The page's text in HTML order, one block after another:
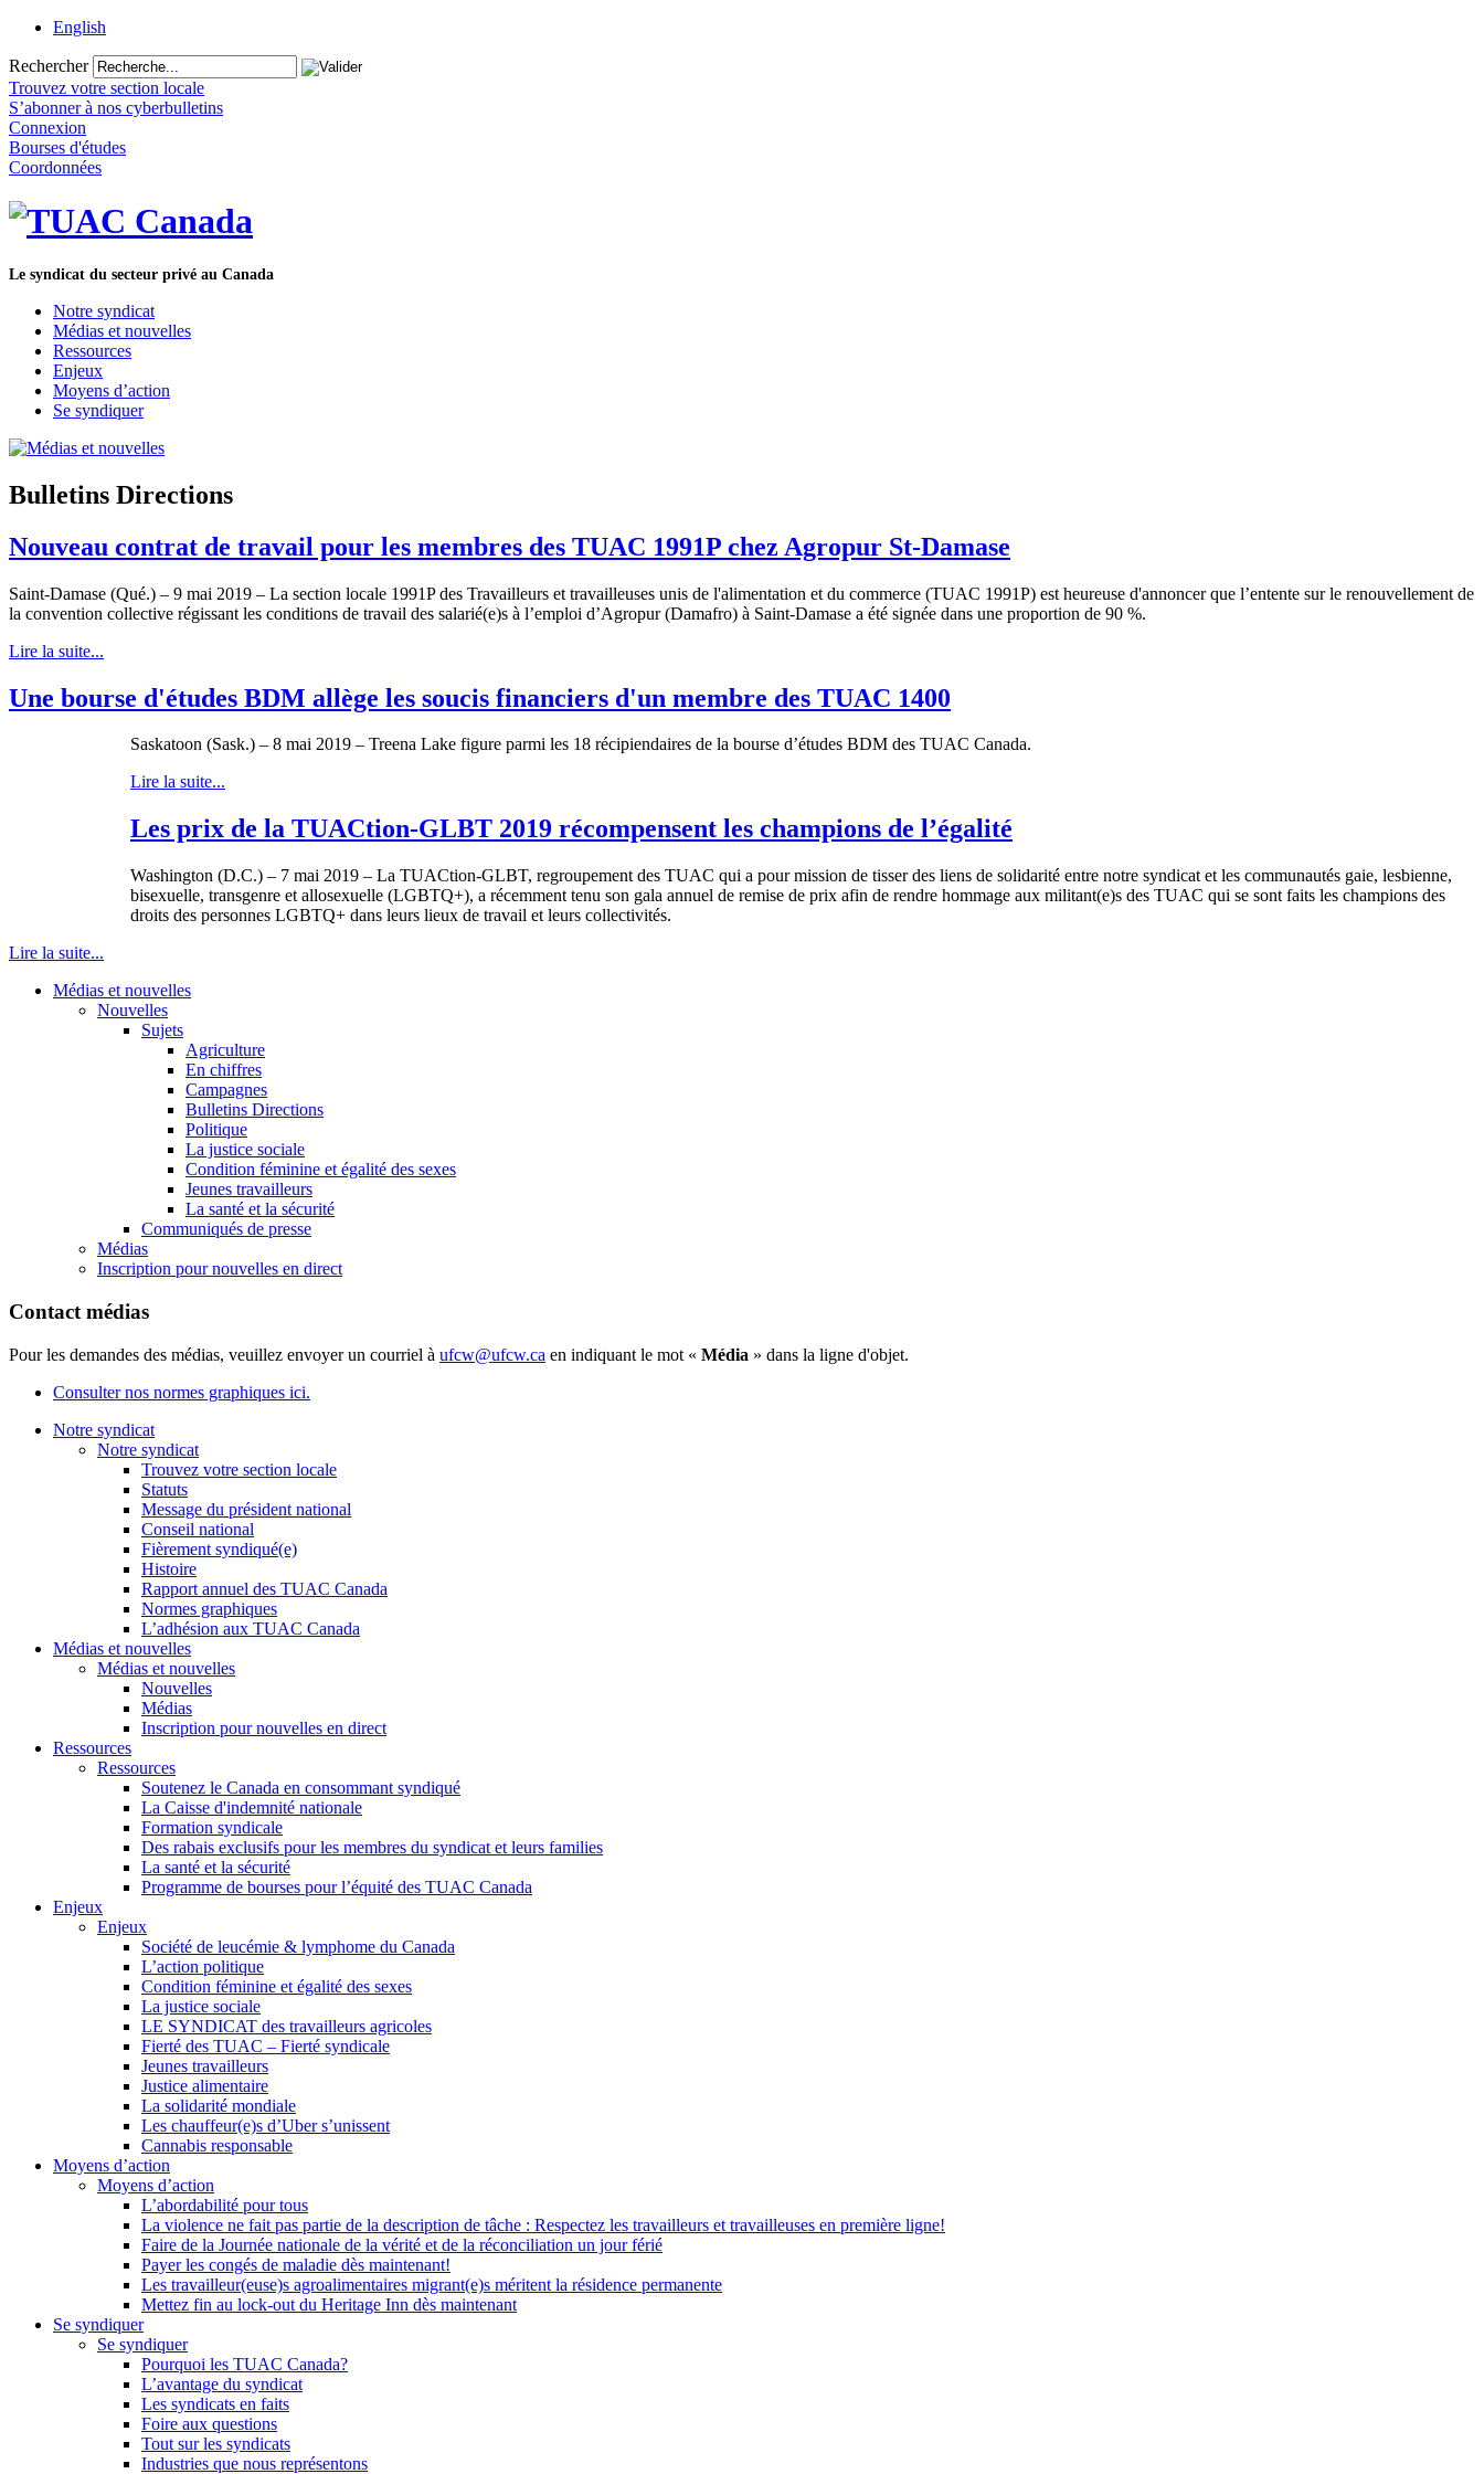
English
Rechercher
Trouvez votre section locale
S’abonner à nos cyberbulletins
Connexion
Bourses d'études
Coordonnées
Le syndicat du secteur privé au Canada
Notre syndicat
Médias et nouvelles
Ressources
Enjeux
Moyens d’action
Se syndiquer
Bulletins Directions
Nouveau contrat de travail pour les membres des TUAC 1991P chez Agropur St-Damase
Saint-Damase (Qué.) – 9 mai 2019 – La section locale 1991P des Travailleurs et travailleuses unis de l'alimentation et du commerce (TUAC 1991P) est heureuse d'annoncer que l’entente sur le renouvellement de
la convention collective régissant les conditions de travail des salarié(e)s à l’emploi d’Agropur (Damafro) à Saint-Damase a été signée dans une proportion de 90 %.
Lire la suite...
Une bourse d'études BDM allège les soucis financiers d'un membre des TUAC 1400
Saskatoon (Sask.) – 8 mai 2019 – Treena Lake figure parmi les 18 récipiendaires de la bourse d’études BDM des TUAC Canada.
Lire la suite...
Les prix de la TUACtion-GLBT 2019 récompensent les champions de l’égalité
Washington (D.C.) – 7 mai 2019 – La TUACtion-GLBT, regroupement des TUAC qui a pour mission de tisser des liens de solidarité entre notre syndicat et les communautés gaie, lesbienne,
bisexuelle, transgenre et allosexuelle (LGBTQ+), a récemment tenu son gala annuel de remise de prix afin de rendre hommage aux militant(e)s des TUAC qui se sont faits les champions des
droits des personnes LGBTQ+ dans leurs lieux de travail et leurs collectivités.
Lire la suite...
Médias et nouvelles
Nouvelles
Sujets
Agriculture
En chiffres
Campagnes
Bulletins Directions
Politique
La justice sociale
Condition féminine et égalité des sexes
Jeunes travailleurs
La santé et la sécurité
Communiqués de presse
Médias
Inscription pour nouvelles en direct
Contact médias
Pour les demandes des médias, veuillez envoyer un courriel à ufcw@ufcw.ca en indiquant le mot « Média » dans la ligne d'objet.
Consulter nos normes graphiques ici.
Notre syndicat
Notre syndicat
Trouvez votre section locale
Statuts
Message du président national
Conseil national
Fièrement syndiqué(e)
Histoire
Rapport annuel des TUAC Canada
Normes graphiques
L’adhésion aux TUAC Canada
Médias et nouvelles
Médias et nouvelles
Nouvelles
Médias
Inscription pour nouvelles en direct
Ressources
Ressources
Soutenez le Canada en consommant syndiqué
La Caisse d'indemnité nationale
Formation syndicale
Des rabais exclusifs pour les membres du syndicat et leurs families
La santé et la sécurité
Programme de bourses pour l’équité des TUAC Canada
Enjeux
Enjeux
Société de leucémie & lymphome du Canada
L’action politique
Condition féminine et égalité des sexes
La justice sociale
LE SYNDICAT des travailleurs agricoles
Fierté des TUAC – Fierté syndicale
Jeunes travailleurs
Justice alimentaire
La solidarité mondiale
Les chauffeur(e)s d’Uber s’unissent
Cannabis responsable
Moyens d’action
Moyens d’action
L’abordabilité pour tous
La violence ne fait pas partie de la description de tâche : Respectez les travailleurs et travailleuses en première ligne!
Faire de la Journée nationale de la vérité et de la réconciliation un jour férié
Payer les congés de maladie dès maintenant!
Les travailleur(euse)s agroalimentaires migrant(e)s méritent la résidence permanente
Mettez fin au lock-out du Heritage Inn dès maintenant
Se syndiquer
Se syndiquer
Pourquoi les TUAC Canada?
L’avantage du syndicat
Les syndicats en faits
Foire aux questions
Tout sur les syndicats
Industries que nous représentons